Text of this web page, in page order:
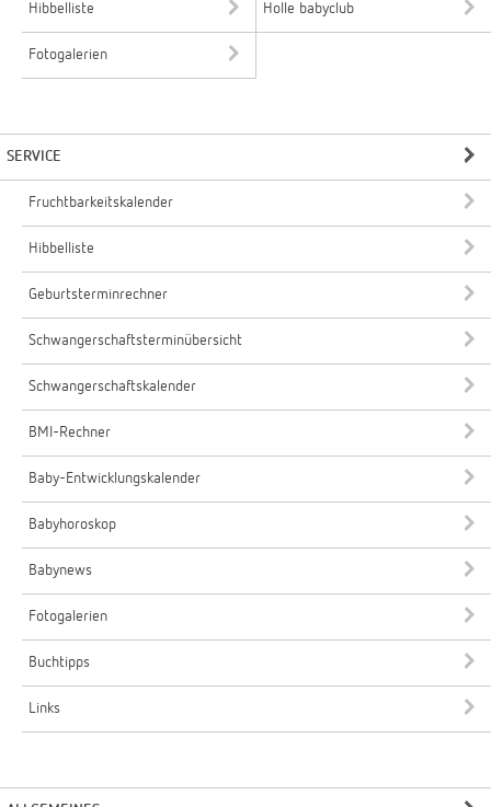
Hibbelliste Holle babyclub
Fotogalerien
SERVICE
Fruchtbarkeitskalender
Hibbelliste
Geburtsterminrechner
Schwangerschaftsterminübersicht
Schwangerschaftskalender
BMI-Rechner
Baby-Entwicklungskalender
Babyhoroskop
Babynews
Fotogalerien
Buchtipps
Links